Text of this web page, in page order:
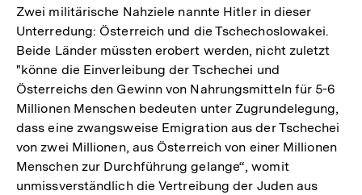
Zwei militärische Nahziele nannte Hitler in dieser
Unterredung: Österreich und die Tschechoslowakei.
Beide Länder müssten erobert werden, nicht zuletzt
"könne die Einverleibung der Tschechei und
Österreichs den Gewinn von Nahrungsmitteln für 5-6
Millionen Menschen bedeuten unter Zugrundelegung,
dass eine zwangsweise Emigration aus der Tschechei
von zwei Millionen, aus Österreich von einer Millionen
Menschen zur Durchführung gelange“, womit
unmissverständlich die Vertreibung der Juden aus